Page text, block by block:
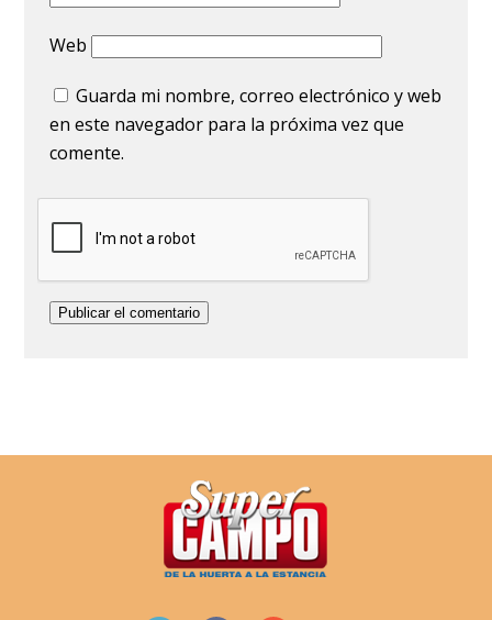
Web
Guarda mi nombre, correo electrónico y web
en este navegador para la próxima vez que
comente.